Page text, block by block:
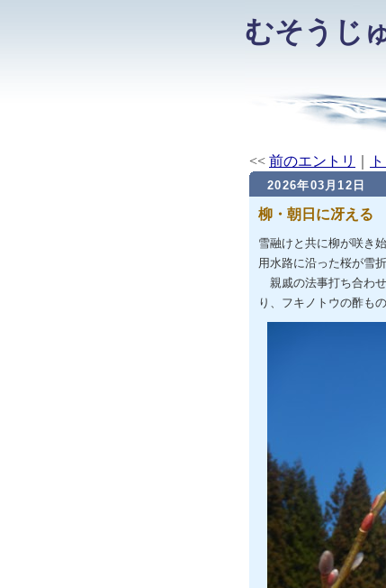
むそうじ
<< 前のエントリ
2026年03月12日
柳・朝日に冴える
雪融けと共に柳が咲き
用水路に沿った桜が雪
親戚の法事打ち合わ
り、フキノトウの酢も